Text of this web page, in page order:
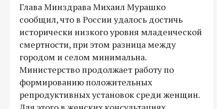
Глава Минздрава Михаил Мурашко
сообщил, что в России удалось достичь
исторически низкого уровня младенческой
смертности, при этом разница между
городом и селом минимальна.
Министерство продолжает работу по
формированию положительных
репродуктивных установок среди женщин.